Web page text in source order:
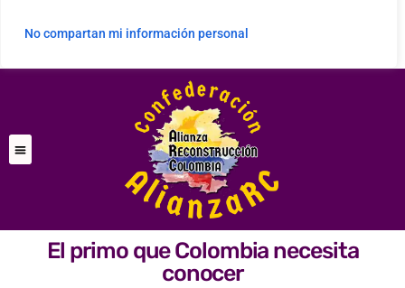
No compartan mi información personal
El primo que Colombia necesita
conocer